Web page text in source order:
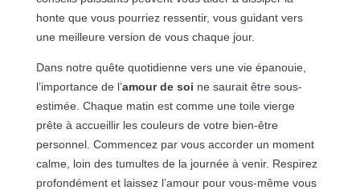
honte que vous pourriez ressentir, vous guidant vers
une meilleure version de vous chaque jour.
Dans notre quête quotidienne vers une vie épanouie,
l’importance de l’amour de soi ne saurait être sous-
estimée. Chaque matin est comme une toile vierge
prête à accueillir les couleurs de votre bien-être
personnel. Commencez par vous accorder un moment
calme, loin des tumultes de la journée à venir. Respirez
profondément et laissez l’amour pour vous-même vous